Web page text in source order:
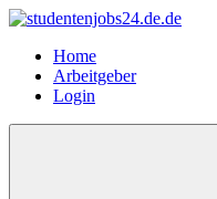
Home
Arbeitgeber
Login